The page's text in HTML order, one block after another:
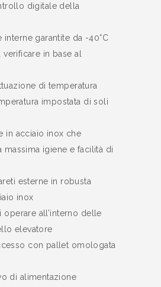
digitale della
interne garantite da -40°C
verificare in base al
di temperatura
impostata di soli
in acciaio inox che
massima igiene e facilità di
esterne in robusta
inox
operare all’interno delle
elevatore
con pallet omologata
di alimentazione